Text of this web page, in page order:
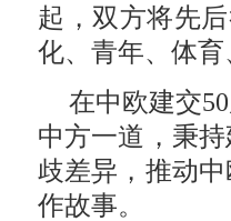
起，双方将先
化、青年、体
在中欧建交
中方一道，秉
歧差异，推动
作故事。